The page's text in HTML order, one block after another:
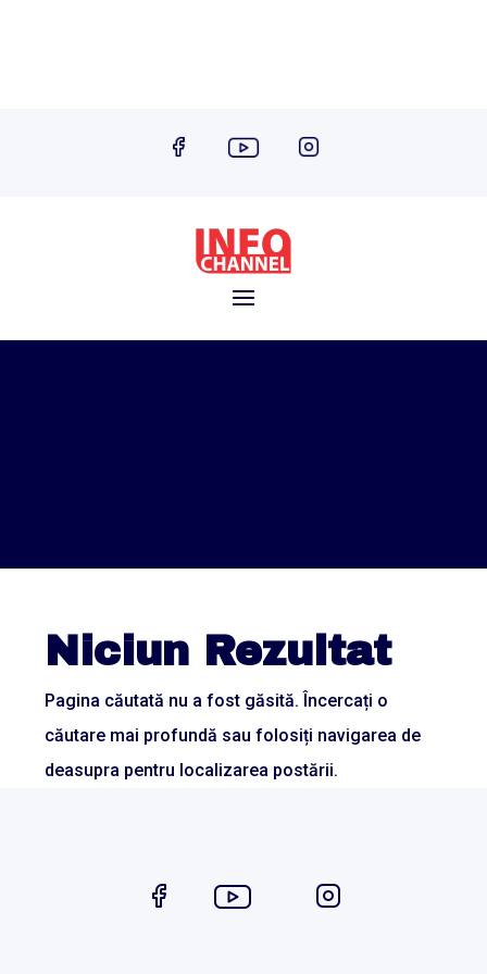
Niciun Rezultat
Pagina căutată nu a fost găsită. Încercați o
căutare mai profundă sau folosiți navigarea de
deasupra pentru localizarea postării.